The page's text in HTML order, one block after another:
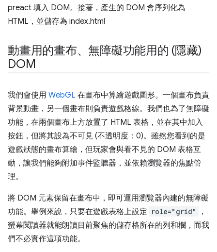
preact 填入 DOM。接著，產生的 DOM 會序列化為
HTML，並儲存為 index.html
動畫用的畫布、無障礙功能用的 (隱藏)
DOM
我們會使用 WebGL 在畫布中算繪遊戲圖形。一個畫布負責
背景動畫，另一個畫布則負責遊戲格線。我們也為了無障礙
功能，在兩個畫布上方放置了 HTML 表格，並在其中加入
按鈕，但將其設為不可見 (不透明度：0)。雖然您看到的是
遊戲狀態的畫布算繪，但玩家會與看不見的 DOM 表格互
動，讓我們能夠附加事件監聽器，並依賴瀏覽器的焦點管
理。
將 DOM 元素保留在畫布中，即可運用瀏覽器內建的無障礙
功能。舉例來說，只要在遊戲表格上設定 role="grid"
，
螢幕閱讀器就能朗讀目前聚焦的儲存格所在的列和欄，而我
們不必實作這項功能。